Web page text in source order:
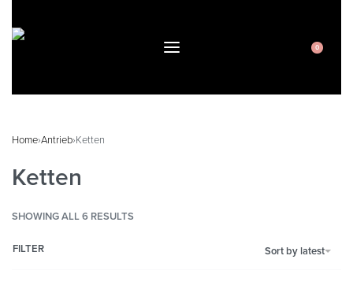
0
Home›Antrieb›Ketten
Ketten
SHOWING ALL 6 RESULTS
Sort by latest
FILTER